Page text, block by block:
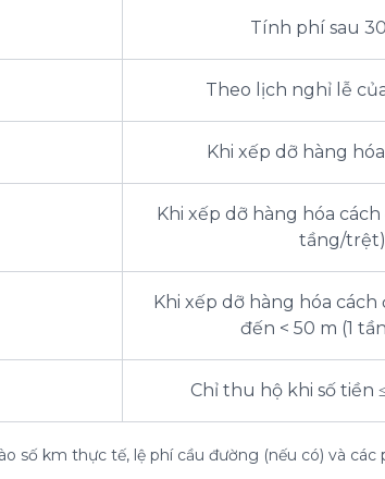
Tính phí sau
Theo lịch nghỉ lễ
Khi xếp dỡ hàng
Khi xếp dỡ hàng hóa cách
tầng/trệt)
Khi xếp dỡ hàng hóa cách
đến < 50 m (1
Chỉ thu hộ khi số tiền
số km thực tế, lệ phí cầu đường (nếu có) và